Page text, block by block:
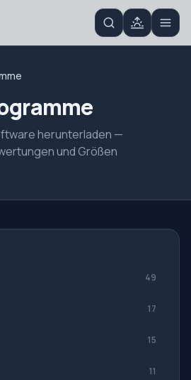
herunterladen —
und Größen
49
17
15
11